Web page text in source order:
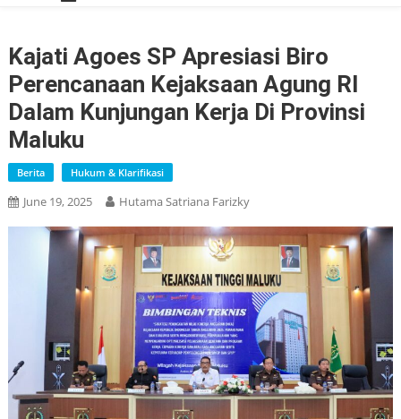
Kajati Agoes SP Apresiasi Biro
Perencanaan Kejaksaan Agung RI
Dalam Kunjungan Kerja Di Provinsi
Maluku
Berita Hukum & Klarifikasi
June 19, 2025 Hutama Satriana Farizky